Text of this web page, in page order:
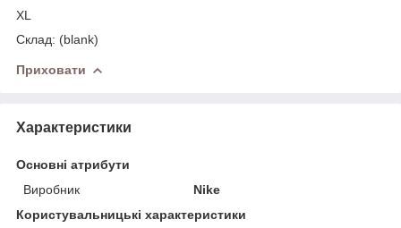
XL
Склад: (blank)
Приховати
Характеристики
Основні атрибути
Виробник
Nike
Користувальницькі характеристики